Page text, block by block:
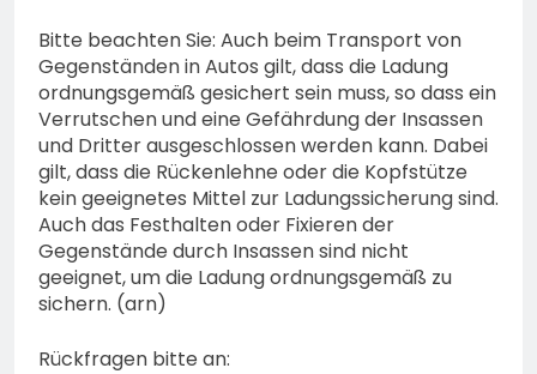
Bitte beachten Sie: Auch beim Transport von
Gegenständen in Autos gilt, dass die Ladung
ordnungsgemäß gesichert sein muss, so dass ein
Verrutschen und eine Gefährdung der Insassen
und Dritter ausgeschlossen werden kann. Dabei
gilt, dass die Rückenlehne oder die Kopfstütze
kein geeignetes Mittel zur Ladungssicherung sind.
Auch das Festhalten oder Fixieren der
Gegenstände durch Insassen sind nicht
geeignet, um die Ladung ordnungsgemäß zu
sichern. (arn)
Rückfragen bitte an: